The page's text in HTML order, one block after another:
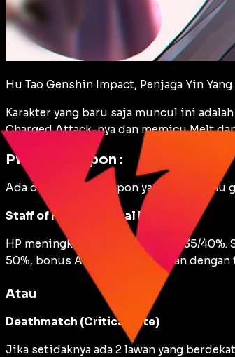
Hu Tao Genshin Impact, Penjaga Yin Yang
Karakter yang baru saja muncul ini
Charged Attack-nya dan memicu Melt
Pilihan Weapon :
Ada dua pilihan weapon yang bisa kamu
Staff of Homa (Critical Damage)
HP meningkat sebesar 20/25/30/35/40%.
50%, bonus ATK ini ditingkatkan dengan
Atau
Deathmatch (Critical rate)
Jika setidaknya ada 2 lawan yang